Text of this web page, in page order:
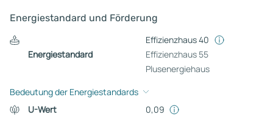
Energiestandard und Förderung
Energiestandard
Effizienzhaus 40
Effizienzhaus 55
Plusenergiehaus
Bedeutung der Energiestandards
U-Wert
0,09